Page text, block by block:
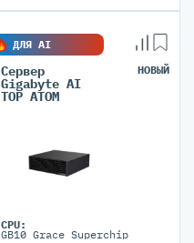
ДЛЯ AI
Сервер
Gigabyte AI
TOP ATOM
НОВЫЙ
CPU:
GB10 Grace Superchip